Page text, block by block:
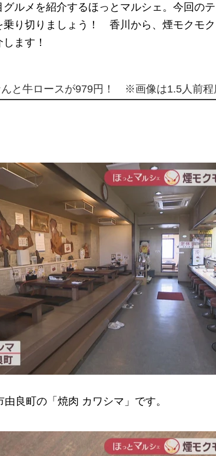
ルメを紹介するほっとマルシェ。今回の
乗り切りましょう！ 香川から、煙モクモ
ます！
んと牛ロースが979円！ ※画像は1.5人前程
良町の「焼肉 カワシマ」です。